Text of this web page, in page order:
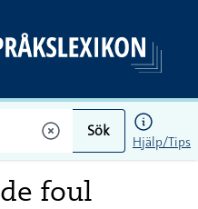
Sök
Hjälp/Tips
foul